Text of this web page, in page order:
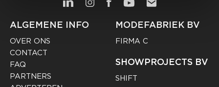
ALGEMENE INFO
OVER ONS
CONTACT
FAQ
PARTNERS
MODEFABRIEK BV
FIRMA C
SHOWPROJECTS BV
SHIFT